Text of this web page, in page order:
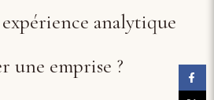
analytique
une emprise ?